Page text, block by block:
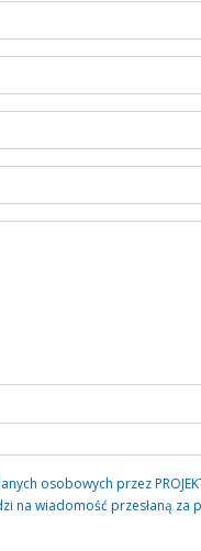
osobowych przez
na wiadomość przesłaną